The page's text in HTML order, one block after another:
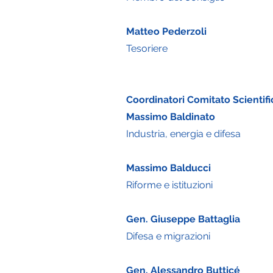
Matteo Pederzoli
Tesoriere
Coordinatori Comitato
Massimo Baldinato
Industria, energia e difesa
Massimo Balducci
Riforme e istituzioni
Gen. Giuseppe Battaglia
Difesa e migrazioni
Gen. Alessandro Butticé